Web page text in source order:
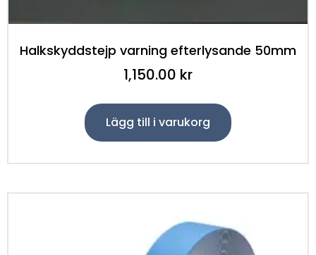
Halkskyddstejp varning efterlysande 50mm
1,150.00 kr
Lägg till i varukorg